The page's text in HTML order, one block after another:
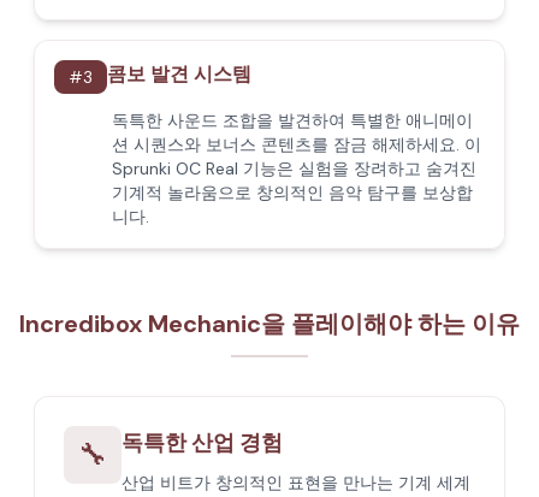
#3 콤보 발견 시스템
독특한 사운드 조합을 발견하여 특별한 애니메이
션 시퀀스와 보너스 콘텐츠를 잠금 해제하세요. 이
Sprunki OC Real 기능은 실험을 장려하고 숨겨진
기계적 놀라움으로 창의적인 음악 탐구를 보상합
니다.
Incredibox Mechanic을 플레이해야 하는 이유
🔧 독특한 산업 경험
산업 비트가 창의적인 표현을 만나는 기계 세계